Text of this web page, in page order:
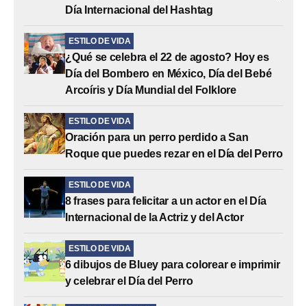
Día Internacional del Hashtag
ESTILO DE VIDA
¿Qué se celebra el 22 de agosto? Hoy es
Día del Bombero en México, Día del Bebé
Arcoíris y Día Mundial del Folklore
ESTILO DE VIDA
Oración para un perro perdido a San
Roque que puedes rezar en el Día del Perro
ESTILO DE VIDA
8 frases para felicitar a un actor en el Día
Internacional de la Actriz y del Actor
ESTILO DE VIDA
6 dibujos de Bluey para colorear e imprimir
y celebrar el Día del Perro